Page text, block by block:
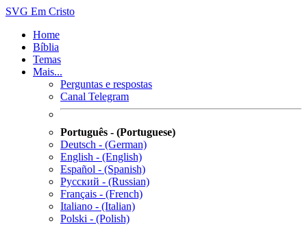
SVG Em Cristo
Home
Bíblia
Temas
Mais...
Perguntas e respostas
Canal Telegram
Português - (Portuguese)
Deutsch - (German)
English - (English)
Español - (Spanish)
Русский - (Russian)
Français - (French)
Italiano - (Italian)
Polski - (Polish)